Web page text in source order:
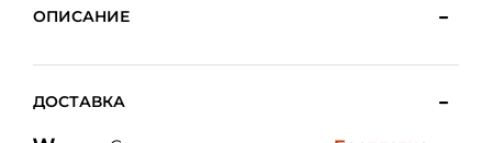
ОПИСАНИЕ
ДОСТАВКА